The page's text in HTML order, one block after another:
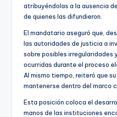
atribuyéndolas a la ausencia
de quienes las difundieron.
El mandatario aseguró que,
las autoridades de justicia a
sobre posibles irregularidades
ocurridas durante el proceso
Al mismo tiempo, reiteró que
mantenerse dentro del marco
Esta posición coloca el
manos de las instituciones